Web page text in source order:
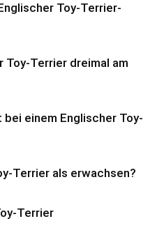
Toy-Terrier-
Toy-Terrier dreimal am
einem Englischer Toy-
Terrier als erwachsen?
Terrier